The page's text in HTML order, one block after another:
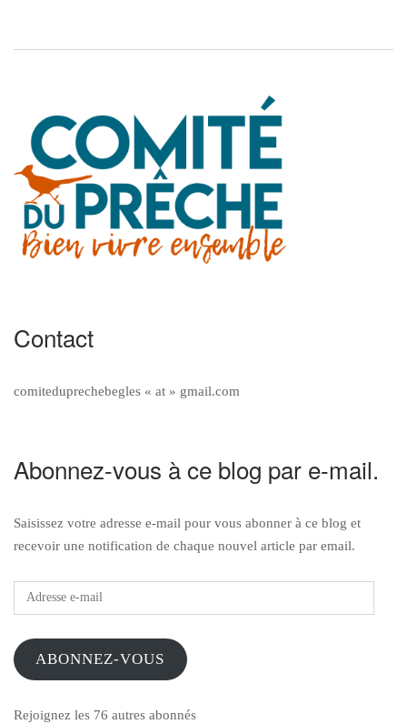
Contact
comiteduprechebegles « at » gmail.com
Abonnez-vous à ce blog par e-mail.
Saisissez votre adresse e-mail pour vous abonner à ce blog et
recevoir une notification de chaque nouvel article par email.
Adresse
e-
ABONNEZ-VOUS
Rejoignez les 76 autres abonnés